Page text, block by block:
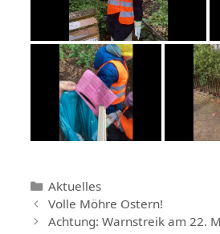
Kategorien
Aktuelles
Volle Möhre Ostern!
Achtung: Warnstreik am 22.